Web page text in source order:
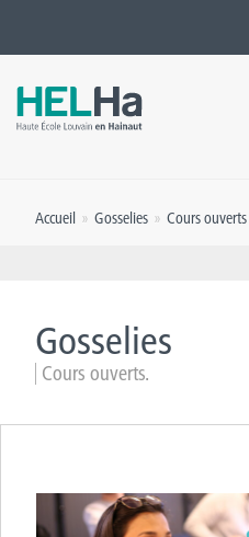
Accueil » Gosselies » Cours ouverts
Gosselies
Cours ouverts.